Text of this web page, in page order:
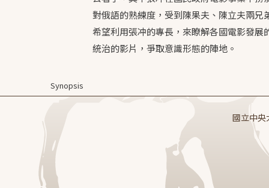
對俄語的熟練度，受到陳果夫、陳立夫兩
希望利用張冲的專長，來瞭解各國電影發
統治的影片，爭取意識形態的陣地。
Synopsis
國立中央